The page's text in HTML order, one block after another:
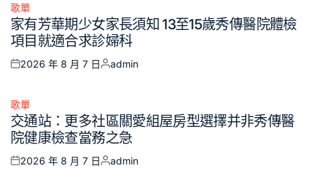
Posted
in
歌單
家有芳華期少女家長須知 13至15歲秀傳醫院體檢
項目就適合求診婦科
Posted
2026 年 8 月 7 日
Posted
admin
Posted
in
歌單
交通站：更多社區關愛組屋房型選擇并非秀傳醫
院健康檢查當務之急
Posted
2026 年 8 月 7 日
Posted
admin